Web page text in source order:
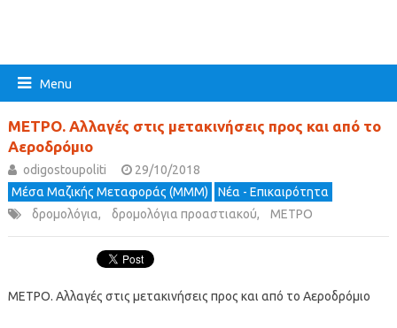
Menu
ΜΕΤΡΟ. Αλλαγές στις μετακινήσεις προς και από το
Αεροδρόμιο
odigostoupoliti
29/10/2018
Μέσα Μαζικής Μεταφοράς (ΜΜΜ)
Νέα - Επικαιρότητα
δρομολόγια, δρομολόγια προαστιακού, ΜΕΤΡΟ
ΜΕΤΡΟ. Αλλαγές στις μετακινήσεις προς και από το Αεροδρόμιο